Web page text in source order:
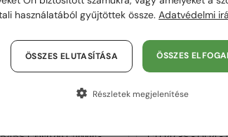
használatából gyűjtöttek össze. Adatvédelmi
ÖSSZES
ÖSSZES ELUTASÍTÁSA
Részletek megjelenítése